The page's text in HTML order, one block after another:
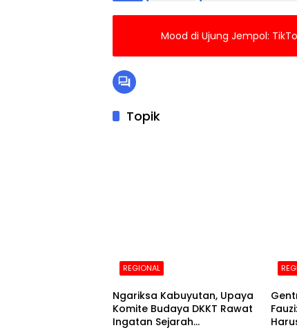
Mood di Ujung Jempol:
Topik
REGIONAL
Ngariksa Kabuyutan, Upaya
Komite Budaya DKKT Rawat
Ingatan Sejarah